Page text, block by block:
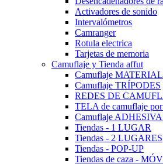
Activadores de sonido
Intervalómetros
Camranger
Rotula electrica
Tarjetas de memoria
Camuflaje y Tienda affut
Camuflaje MATERIAL
Camuflaje TRÍPODES
REDES DE
TELA de camuflaje
Camuflaje
Tiendas - 1 LUGAR
Tiendas - 2 LUGARES
Tiendas - POP-UP
Tiendas de caza -